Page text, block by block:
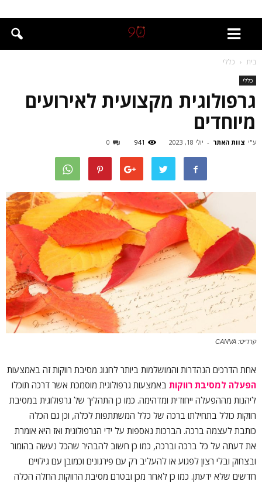
בית כללי
כללי
גרפולוגית מקצועית לאירועים
מיוחדים
ע"י צוות האתר - יולי 18, 2023 941
0
קרדיט: CANVA
אחת הדרכים הנהדרות והמושלמות ביותר לחגוג מסיבת רווקות זה באמצעות
הפעלה למסיבת רווקות באמצעות גרפולוגית מוסמכת אשר דרכה תוכלו
ליהנות מההפעלה ייחודית ומדהימה. כמו כן התהליך של גרפולוגית במסיבת
רווקות כולל בתחילתו ברכה של כלל המשתתפות לכלה, וכן גם הכלה
כותבת לעצמה ברכה. הברכות נאספות על ידי הגרפולוגית ואז היא אומרת
את דעתה על כל ברכה וברכה, כמו כן חשוב להבהיר שהכל נעשה בהומור
ובצחוק ובלי רצון לפגוע או להעליב רק עם פירגונים וכמובן עם גילויים
חדשים שלא ידעתן. כמו כן לאחר מכן ובטרם מסיבת הרווקות החלה הכלה